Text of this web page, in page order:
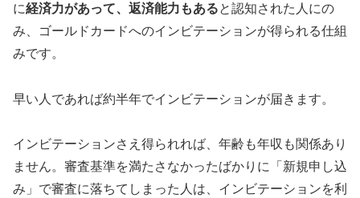
に経済力があって、返済能力もあると認知された人にの
み、ゴールドカードへのインビテーションが得られる仕組
みです。
早い人であれば約半年でインビテーションが届きます。
インビテーションさえ得られれば、年齢も年収も関係あり
ません。審査基準を満たさなかったばかりに「新規申し込
み」で審査に落ちてしまった人は、インビテーションを利